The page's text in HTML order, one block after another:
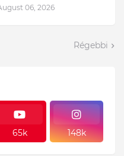
06, 2026
Régebbi
65k 148k